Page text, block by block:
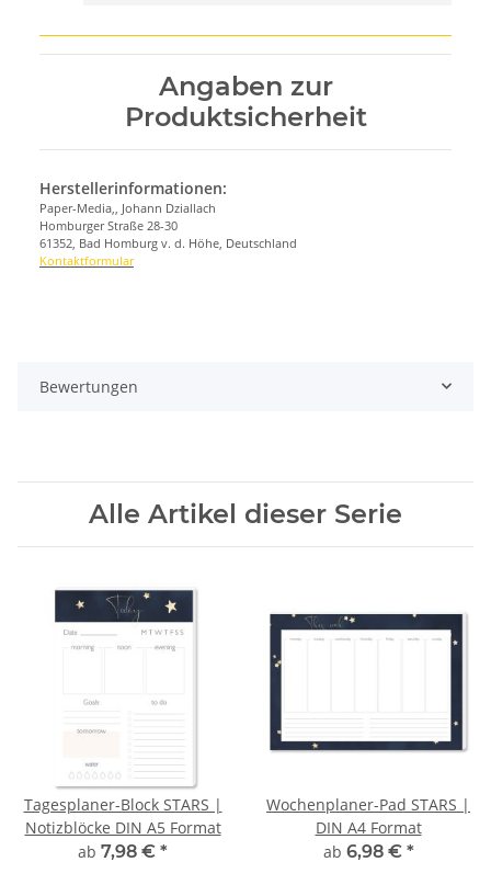
Angaben zur
Produktsicherheit
Herstellerinformationen:
Paper-Media,, Johann Dziallach
Homburger Straße 28-30
61352, Bad Homburg v. d. Höhe, Deutschland
Kontaktformular
Bewertungen
Alle Artikel dieser Serie
Tagesplaner-Block STARS |
Notizblöcke DIN A5 Format
ab 7,98 € *
Wochenplaner-Pad STARS |
DIN A4 Format
ab 6,98 € *